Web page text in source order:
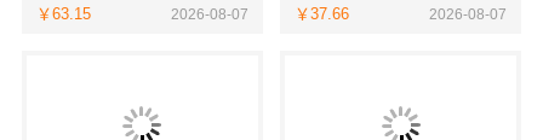
￥63.15 2026-08-07 ￥37.66 2026-08-07